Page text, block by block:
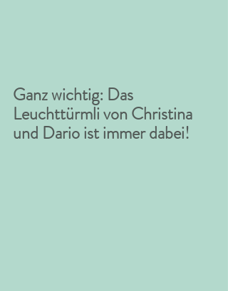
Ganz wichtig: Das
Leuchttürmli von Christina
und Dario ist immer dabei!